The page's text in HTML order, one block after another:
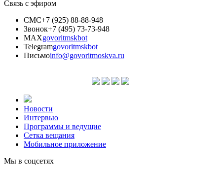
Связь с эфиром
СМС+7 (925) 88-88-948
Звонок+7 (495) 73-73-948
MAXgovoritmskbot
Telegramgovoritmskbot
Письмоinfo@govoritmoskva.ru
Новости
Интервью
Программы и ведущие
Сетка вещания
Мобильное приложение
Мы в соцсетях